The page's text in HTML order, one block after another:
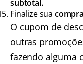
subtotal.
Finalize sua
O cupom de
outras
fazendo alguma